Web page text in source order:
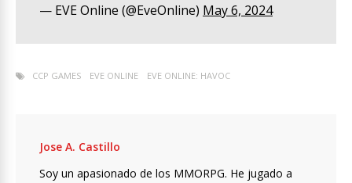
— EVE Online (@EveOnline) May 6, 2024
CCP GAMES EVE ONLINE EVE ONLINE: HAVOC
Jose A. Castillo
Soy un apasionado de los MMORPG. He jugado a